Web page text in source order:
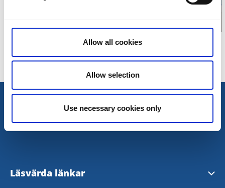
Allow all cookies
Allow selection
Use necessary cookies only
Läsvärda länkar